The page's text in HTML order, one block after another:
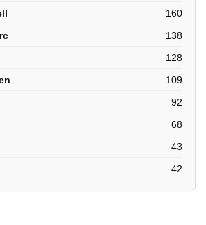
160
138
128
109
92
68
43
42